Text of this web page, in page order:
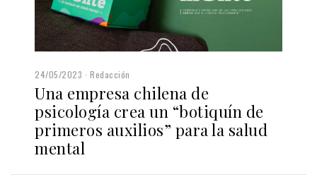
24/05/2023 Redacción
Una empresa chilena de
psicología crea un “botiquín de
primeros auxilios” para la salud
mental